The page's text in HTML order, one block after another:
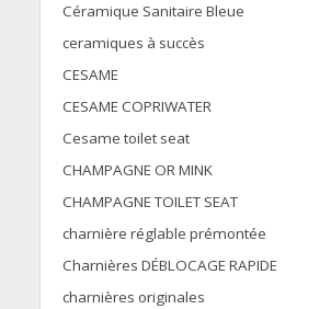
Céramique Sanitaire Bleue
ceramiques à succès
CESAME
CESAME COPRIWATER
Cesame toilet seat
CHAMPAGNE OR MINK
CHAMPAGNE TOILET SEAT
charnière réglable prémontée
Charnières DÉBLOCAGE RAPIDE
charnières originales